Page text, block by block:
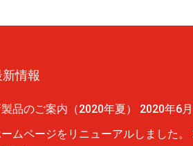
情報
品のご案内（2020年夏）
2020年6
ムページをリニューアルしました。